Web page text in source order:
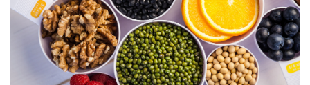
Artikler
Kurs og Foredrag